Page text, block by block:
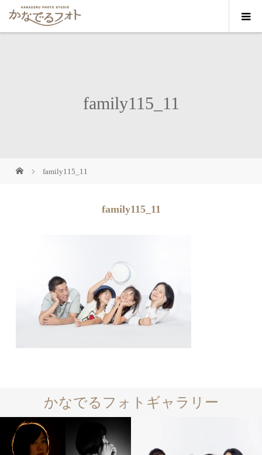
family115_11
family115_11
family115_11
かなでるフォトギャラリー